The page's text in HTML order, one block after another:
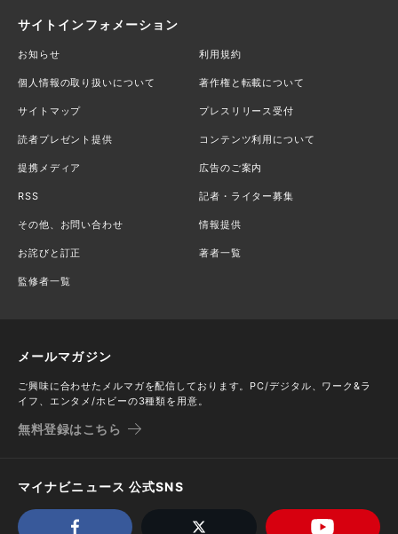
サイトインフォメーション
お知らせ 利用規約
個人情報の取り扱いについて 著作権と転載について
サイトマップ プレスリリース受付
読者プレゼント提供 コンテンツ利用について
提携メディア 広告のご案内
RSS 記者・ライター募集
その他、お問い合わせ 情報提供
お詫びと訂正 著者一覧
監修者一覧
メールマガジン
ご興味に合わせたメルマガを配信しております。PC/デジタル、ワーク&ラ
イフ、エンタメ/ホビーの3種類を用意。
無料登録はこちら
マイナビニュース 公式SNS